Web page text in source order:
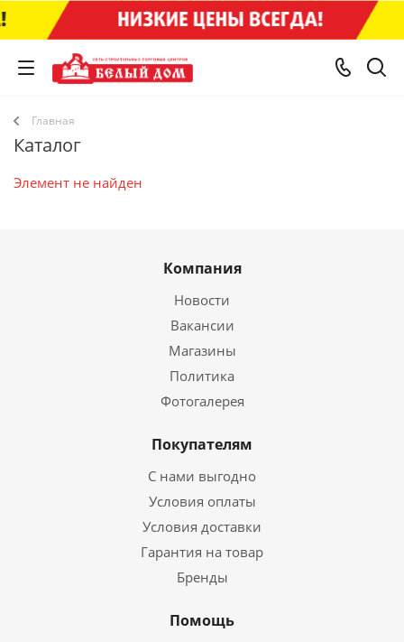
Главная
Каталог
Элемент не найден
Компания
Новости
Вакансии
Магазины
Политика
Фотогалерея
Покупателям
С нами выгодно
Условия оплаты
Условия доставки
Гарантия на товар
Бренды
Помощь